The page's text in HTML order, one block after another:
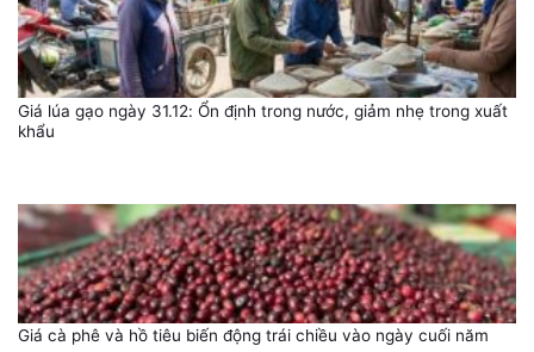
Giá lúa gạo ngày 31.12: Ổn định trong nước, giảm nhẹ trong xuất
khẩu
Giá cà phê và hồ tiêu biến động trái chiều vào ngày cuối năm